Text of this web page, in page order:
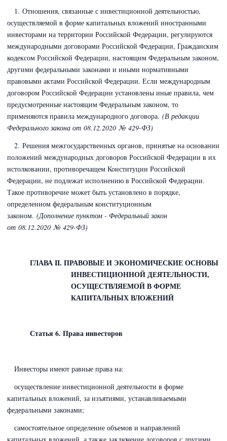
1. Отношения, связанные с инвестиционной деятельностью,
осуществляемой в форме капитальных вложений иностранными
инвесторами на территории Российской Федерации, регулируются
международными договорами Российской Федерации, Гражданским
кодексом Российской Федерации, настоящим Федеральным законом,
другими федеральными законами и иными нормативными
правовыми актами Российской Федерации. Если международным
договором Российской Федерации установлены иные правила, чем
предусмотренные настоящим Федеральным законом, то
применяются правила международного договора. (В редакции
Федерального закона от 08.12.2020 № 429-ФЗ)
2. Решения межгосударственных органов, принятые на основании
положений международных договоров Российской Федерации в их
истолковании, противоречащем Конституции Российской
Федерации, не подлежат исполнению в Российской Федерации.
Такое противоречие может быть установлено в порядке,
определенном федеральным конституционным
законом. (Дополнение пунктом - Федеральный закон
от 08.12.2020 № 429-ФЗ)
ГЛАВА II. ПРАВОВЫЕ И ЭКОНОМИЧЕСКИЕ ОСНОВЫ
ИНВЕСТИЦИОННОЙ ДЕЯТЕЛЬНОСТИ,
ОСУЩЕСТВЛЯЕМОЙ В ФОРМЕ
КАПИТАЛЬНЫХ ВЛОЖЕНИЙ
Статья 6. Права инвесторов
Инвесторы имеют равные права на:
осуществление инвестиционной деятельности в форме
капитальных вложений, за изъятиями, устанавливаемыми
федеральными законами;
самостоятельное определение объемов и направлений